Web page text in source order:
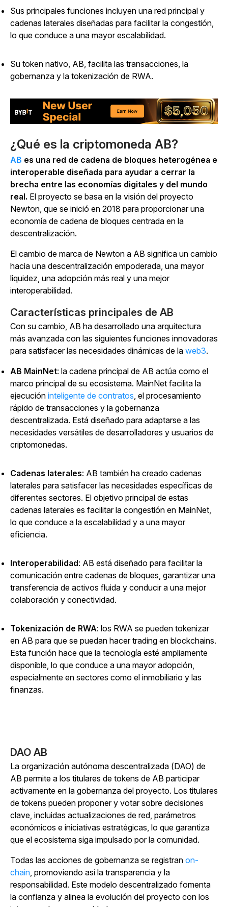
Sus principales funciones incluyen una red principal y
cadenas laterales diseñadas para facilitar la congestión,
lo que conduce a una mayor escalabilidad.
Su token nativo, AB, facilita las transacciones, la
gobernanza y la tokenización de RWA.
¿Qué es la criptomoneda AB?
AB es una red de cadena de bloques heterogénea e
interoperable diseñada para ayudar a cerrar la
brecha entre las economías digitales y del mundo
real. El proyecto se basa en la visión del proyecto
Newton, que se inició en 2018 para proporcionar una
economía de cadena de bloques centrada en la
descentralización.
El cambio de marca de Newton a AB significa un cambio
hacia una descentralización empoderada, una mayor
liquidez, una adopción más real y una mejor
interoperabilidad.
Características principales de AB
Con su cambio, AB ha desarrollado una arquitectura
más avanzada con las siguientes funciones innovadoras
para satisfacer las necesidades dinámicas de la web3.
AB MainNet: la cadena principal de AB actúa como el
marco principal de su ecosistema. MainNet facilita la
ejecución inteligente de contratos, el procesamiento
rápido de transacciones y la gobernanza
descentralizada. Está diseñado para adaptarse a las
necesidades versátiles de desarrolladores y usuarios de
criptomonedas.
Cadenas laterales: AB también ha creado cadenas
laterales para satisfacer las necesidades específicas de
diferentes sectores. El objetivo principal de estas
cadenas laterales es facilitar la congestión en MainNet,
lo que conduce a la escalabilidad y a una mayor
eficiencia.
Interoperabilidad: AB está diseñado para facilitar la
comunicación entre cadenas de bloques, garantizar una
transferencia de activos fluida y conducir a una mejor
colaboración y conectividad.
Tokenización de RWA: los RWA se pueden tokenizar
en AB para que se puedan hacer trading en blockchains.
Esta función hace que la tecnología esté ampliamente
disponible, lo que conduce a una mayor adopción,
especialmente en sectores como el inmobiliario y las
finanzas.
DAO AB
La organización autónoma descentralizada (DAO) de
AB permite a los titulares de tokens de AB participar
activamente en la gobernanza del proyecto. Los titulares
de tokens pueden proponer y votar sobre decisiones
clave, incluidas actualizaciones de red, parámetros
económicos e iniciativas estratégicas, lo que garantiza
que el ecosistema siga impulsado por la comunidad.
Todas las acciones de gobernanza se registran on-
chain, promoviendo así la transparencia y la
responsabilidad. Este modelo descentralizado fomenta
la confianza y alinea la evolución del proyecto con los